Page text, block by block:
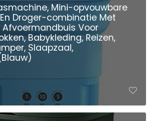
Mini-opvouwbare
Droger-combinatie Met
Afvoermandbuis Voor
Babykleding, Reizen,
Slaapzaal,